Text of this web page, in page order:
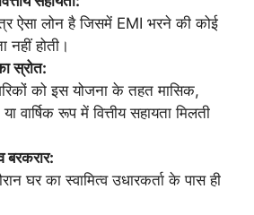
ऐसा लोन है जिसमें EMI भरने की कोई
होती।
स्रोत:
को इस योजना के तहत मासिक,
वार्षिक रूप में वित्तीय सहायता मिलती
बरकरार:
घर का स्वामित्व उधारकर्ता के पास ही